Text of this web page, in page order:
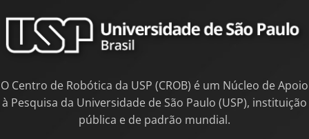
O Centro de Robótica da USP (CROB) é um Núcleo de Apoio
à Pesquisa da Universidade de São Paulo (USP), instituição
pública e de padrão mundial.